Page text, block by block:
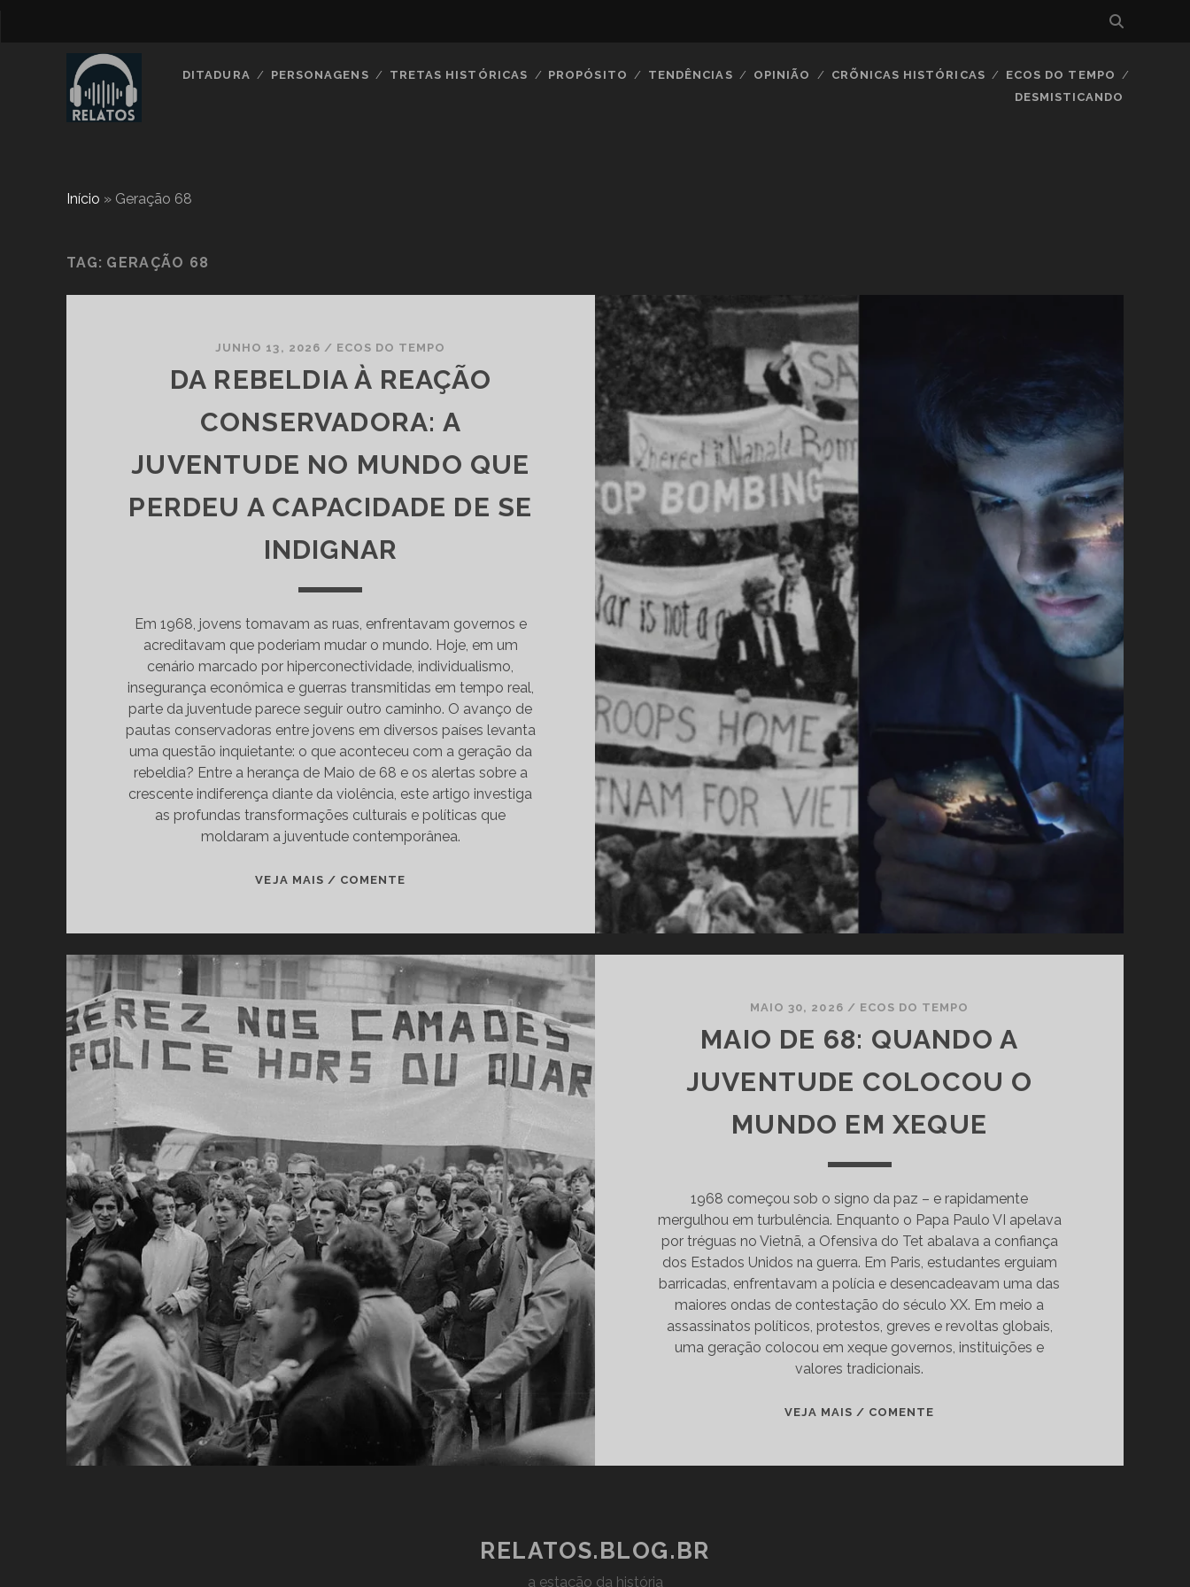
DITADURA PERSONAGENS TRETAS HISTÓRICAS PROPÓSITO TENDÊNCIAS OPINIÃO CRÕNICAS HISTÓRICAS
ECOS DO TEMPO
DESMISTICANDO
Início » Geração 68
TAG: GERAÇÃO 68
JUNHO 13, 2026 / ECOS DO TEMPO
DA REBELDIA À REAÇÃO
CONSERVADORA: A
JUVENTUDE NO MUNDO QUE
PERDEU A CAPACIDADE DE SE
INDIGNAR
Em 1968, jovens tomavam as ruas, enfrentavam governos e
acreditavam que poderiam mudar o mundo. Hoje, em um
cenário marcado por hiperconectividade, individualismo,
insegurança econômica e guerras transmitidas em tempo real,
parte da juventude parece seguir outro caminho. O avanço de
pautas conservadoras entre jovens em diversos países levanta
uma questão inquietante: o que aconteceu com a geração da
rebeldia? Entre a herança de Maio de 68 e os alertas sobre a
crescente indiferença diante da violência, este artigo investiga
as profundas transformações culturais e políticas que
moldaram a juventude contemporânea.
VEJA MAIS / COMENTE
CONSERVADORA:
A
JUVENTUDE
NO
QUE
PERDEU
DE
SE
INDIGNAR
MAIO 30, 2026 / ECOS DO TEMPO
MAIO DE 68: QUANDO A
JUVENTUDE COLOCOU O
MUNDO EM XEQUE
1968 começou sob o signo da paz – e rapidamente
mergulhou em turbulência. Enquanto o Papa Paulo VI apelava
por tréguas no Vietnã, a Ofensiva do Tet abalava a confiança
dos Estados Unidos na guerra. Em Paris, estudantes erguiam
barricadas, enfrentavam a polícia e desencadeavam uma das
maiores ondas de contestação do século XX. Em meio a
assassinatos políticos, protestos, greves e revoltas globais,
uma geração colocou em xeque governos, instituições e
valores tradicionais.
VEJA MAIS / COMENTE
RELATOS.BLOG.BR
a estação da história